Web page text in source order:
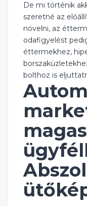
De mi történik
szeretné az
növelni, az
odafigyelést
éttermekhez,
bolthoz is